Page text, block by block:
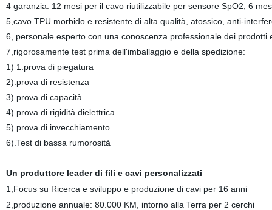
4 garanzia: 12 mesi per il cavo riutilizzabile per sensore SpO2, 6
5,cavo TPU morbido e resistente di alta qualità, atossico, anti-
6, personale esperto con una conoscenza professionale dei
7,rigorosamente test prima dell'imballaggio e della spedizione:
1) 1.prova di piegatura
2).prova di resistenza
3).prova di capacità
4).prova di rigidità dielettrica
5).prova di invecchiamento
6).Test di bassa rumorosità
Un produttore leader di fili e cavi personalizzati
1,Focus su Ricerca e sviluppo e produzione di cavi per 16 anni
2,produzione annuale: 80.000 KM, intorno alla Terra per 2 cerchi